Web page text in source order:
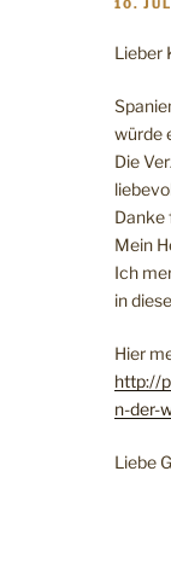
10.
Lieber
würde
Die
Danke
Mein
Ich
in
Hier
http://
n-der-
Liebe